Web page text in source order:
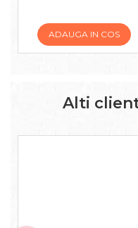
ADAUGA IN COS
Alti